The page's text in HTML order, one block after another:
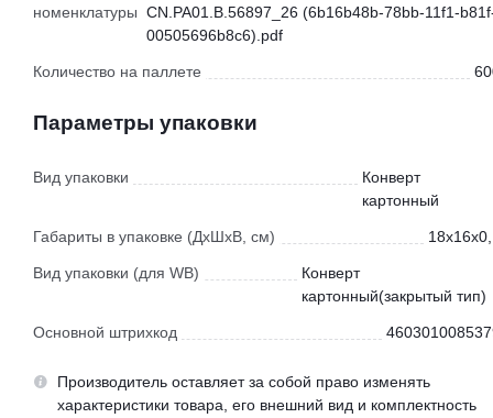
номенклатуры CN.РА01.В.56897_26 (6b16b48b-78bb-11f1-
00505696b8c6).pdf
Количество на паллете
Параметры упаковки
Вид упаковки
Конверт
картонный
Габариты в упаковке (ДхШхВ, см)
Вид упаковки (для WB)
Конверт
картонный(закрытый тип)
Основной штрихкод
Производитель оставляет за собой право изменять
характеристики товара, его внешний вид и комплектность